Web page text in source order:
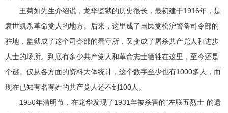
王菊如先生介绍说，龙华监狱的历史很长，最初建于1916年，是
袁世凯杀革命党人的地方。后来，这里成了国民党松沪警备司令部的
驻地，监狱成了这个司令部的看守所，又变成了屠杀共产党人和进步
人士的场所。到底有多少共产党人和革命志士牺牲在这里，至今还是
个谜。仅从各方面的资料大体统计，这个数字至少也有1000多人，而
现在已知有名有姓的共产党人还不到100人。
1950年清明节，在龙华发现了1931年被杀害的“左联五烈士”的遗